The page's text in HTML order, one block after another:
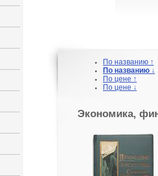
По названию ↑
По названию ↓
По цене ↑
По цене ↓
Экономика,